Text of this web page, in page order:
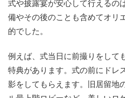
式や披露宴が安心して行えるの
備やその後のことも含めてオリ
的でした。
例えば、式当日に前撮りをして
特典があります。式の前にドレ
影をしてもらえます。旧居留地